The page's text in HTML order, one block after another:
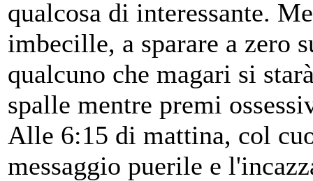
qualcosa di interessante.
imbecille, a sparare a zero
qualcuno che magari si
spalle mentre premi
Alle 6:15 di mattina, col
messaggio puerile e